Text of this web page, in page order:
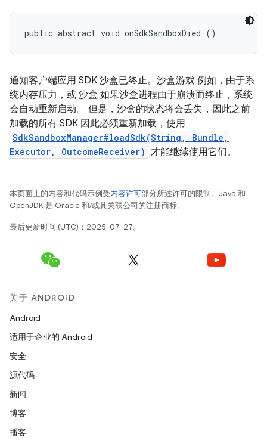
public abstract void onSdkSandboxDied ()
通知客户端应用 SDK 沙盒已终止。沙盒游戏 例如，由于系
统内存压力，或 沙盒 如果沙盒进程由于崩溃而终止，系统
会自动重新启动。 但是，沙盒的状态将会丢失，因此之前
加载的所有 SDK 因此必须重新加载，使用
SdkSandboxManager#loadSdk(String, Bundle,
Executor, OutcomeReceiver) 才能继续使用它们。
本页面上的内容和代码示例受内容许可部分所述许可的限制。Java 和
OpenJDK 是 Oracle 和/或其关联公司的注册商标。
最后更新时间 (UTC)：2025-07-27。
关于 ANDROID
Android
适用于企业的 Android
安全
源代码
新闻
博客
播客